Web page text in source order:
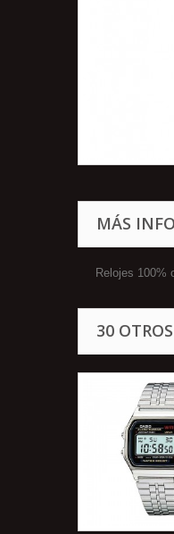
MÁS INFO
Relojes 100%
30